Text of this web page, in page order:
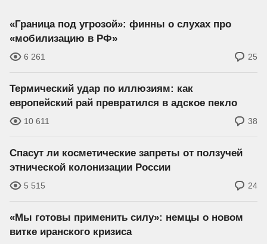
«Граница под угрозой»: финны о слухах про
«мобилизацию в РФ»
6 261 25
Термический удар по иллюзиям: как
европейский рай превратился в адское пекло
10 611 38
Спасут ли косметические запреты от ползучей
этнической колонизации России
5 515 24
«Мы готовы применить силу»: немцы о новом
витке иранского кризиса